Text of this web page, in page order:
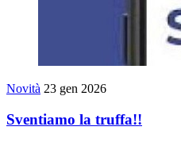
Novità 23 gen 2026
Sventiamo la truffa!!